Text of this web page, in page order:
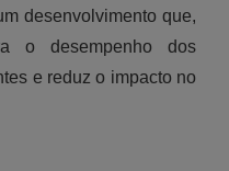
desenvolvimento que,
o desempenho dos
e reduz o impacto no